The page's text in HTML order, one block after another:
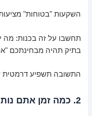
השקעות "בטוחות"
תחשבו על זה בכנות: מה
בתיק תהיה מבחינתכם
התשובה תשפיע
2. כמה זמן אתם נותנים לכסף לעבוד? (אופק זמן)